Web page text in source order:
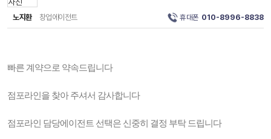
노지환 창업에이전트 휴대폰 010-8996-8838
빠른 계약으로 약속드립니다
점포라인을 찾아 주셔서 감사합니다
점포라인 담당에이전트 선택은 신중히 결정 부탁 드립니다